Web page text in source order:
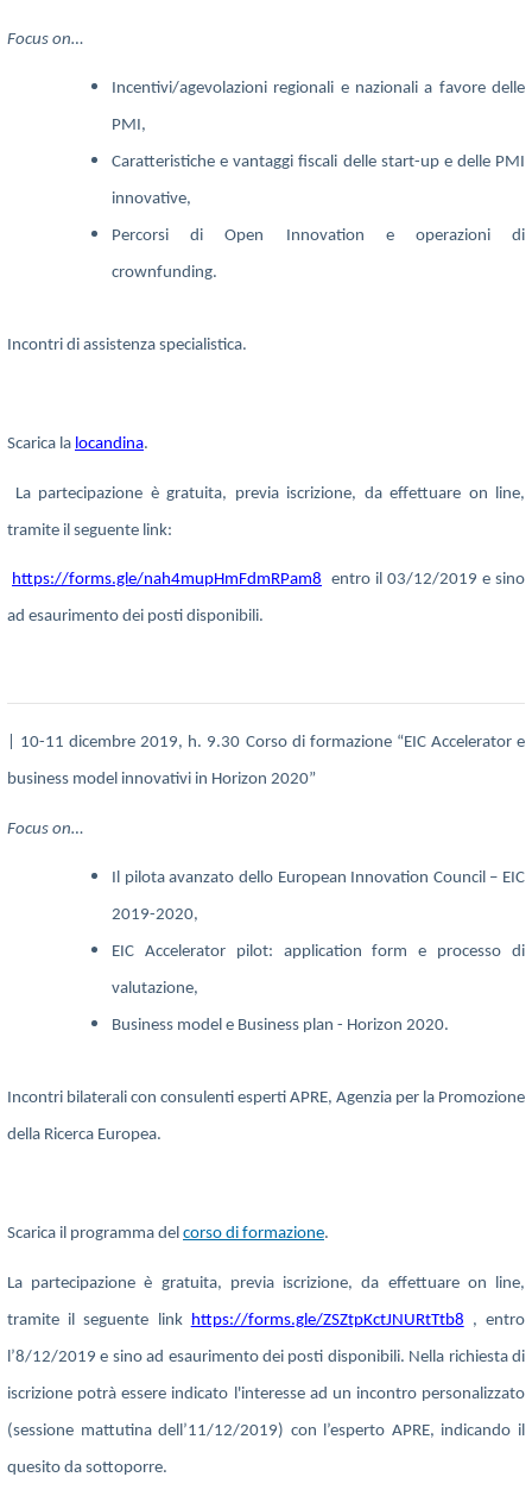
Focus on…
Incentivi/agevolazioni regionali e nazionali a favore delle
PMI,
Caratteristiche e vantaggi fiscali delle start-up e delle PMI
innovative,
Percorsi di Open Innovation e operazioni di
crownfunding.
Incontri di assistenza specialistica.
Scarica la locandina.
La partecipazione è gratuita, previa iscrizione, da effettuare on line,
tramite il seguente link:
https://forms.gle/nah4mupHmFdmRPam8 entro il 03/12/2019 e sino
ad esaurimento dei posti disponibili.
| 10-11 dicembre 2019, h. 9.30 Corso di formazione “EIC Accelerator e
business model innovativi in Horizon 2020”
Focus on…
Il pilota avanzato dello European Innovation Council – EIC
2019-2020,
EIC Accelerator pilot: application form e processo di
valutazione,
Business model e Business plan - Horizon 2020.
Incontri bilaterali con consulenti esperti APRE, Agenzia per la Promozione
della Ricerca Europea.
Scarica il programma del corso di formazione.
La partecipazione è gratuita, previa iscrizione, da effettuare on line,
tramite il seguente link https://forms.gle/ZSZtpKctJNURtTtb8 , entro
l’8/12/2019 e sino ad esaurimento dei posti disponibili. Nella richiesta di
iscrizione potrà essere indicato l'interesse ad un incontro personalizzato
(sessione mattutina dell’11/12/2019) con l’esperto APRE, indicando il
quesito da sottoporre.